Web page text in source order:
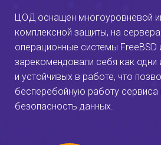
ЦОД оснащен многоуровневой
комплексной защиты, на
операционные системы FreeBSD
зарекомендовали себя как
и устойчивых в работе, что
бесперебойную работу сервиса
безопасность данных.